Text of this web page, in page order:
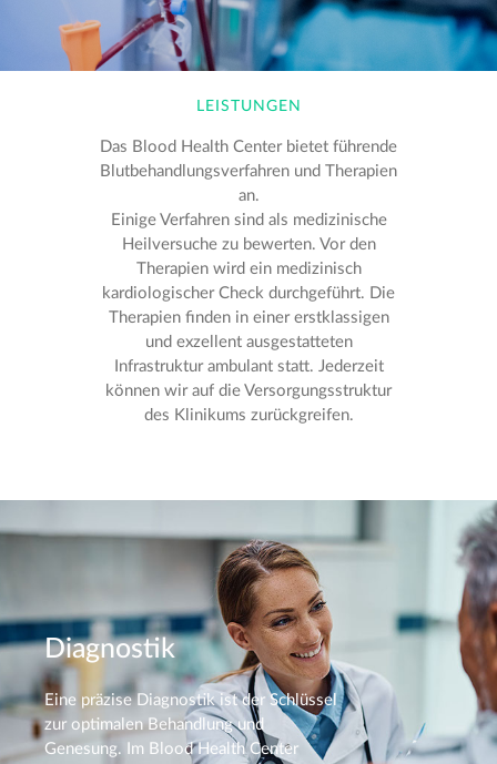
Kontakt
KONTAKT
Blood Health Center
Kurfürstendamm 193G
10707 Berlin
info@bloodhealthcenter.com
Tel: 030 88473390
Das Blood Health Center bietet führende
Blutbehandlungsverfahren und Therapien
an.
Einige Verfahren sind als medizinische
Heilversuche zu bewerten. Vor den
Therapien wird ein medizinisch
kardiologischer Check durchgeführt. Die
Therapien finden in einer erstklassigen
und exzellent ausgestatteten
Infrastruktur ambulant statt. Jederzeit
können wir auf die Versorgungsstruktur
des Klinikums zurückgreifen.
LEISTUNGEN
Diagnostik
Eine präzise Diagnostik ist der Schlüssel
zur optimalen Behandlung und
Genesung. Im Blood Health Center